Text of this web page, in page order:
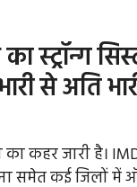
स्ट्रॉन्ग
से अति
का कहर जारी है।
समेत कई जिलों में